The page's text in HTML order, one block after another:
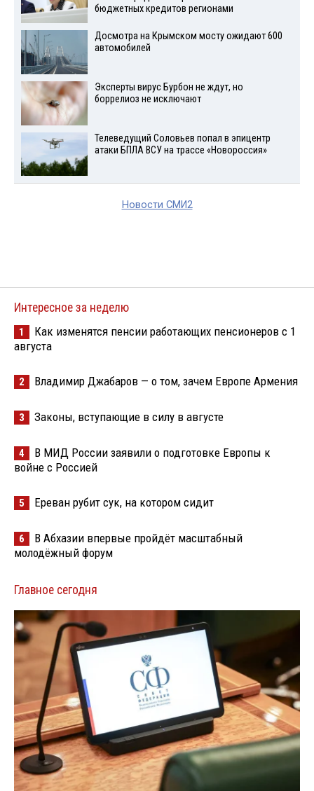
бюджетных кредитов регионами
Досмотра на Крымском мосту ожидают 600
автомобилей
Эксперты вирус Бурбон не ждут, но
боррелиоз не исключают
Телеведущий Соловьев попал в эпицентр
атаки БПЛА ВСУ на трассе «Новороссия»
Новости СМИ2
Интересное за неделю
1
Как изменятся пенсии работающих пенсионеров с 1
августа
2 Владимир Джабаров — о том, зачем Европе Армения
3 Законы, вступающие в силу в августе
4
В МИД России заявили о подготовке Европы к
войне с Россией
5 Ереван рубит сук, на котором сидит
6
В Абхазии впервые пройдёт масштабный
молодёжный форум
Главное сегодня